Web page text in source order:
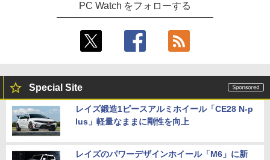
PC Watch をフォローする
Special Site
レイズ鍛造1ピースアルミホイール「CE28 N-p
lus」軽量なままに剛性を向上
レイズのパワーデザインホイール「M6」に新